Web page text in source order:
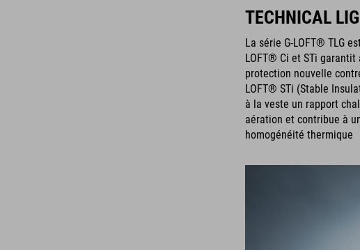
TECHNICAL
La série G-LOFT® TLG
LOFT® Ci et STi garantit
protection nouvelle
LOFT® STi (Stable
à la veste un rapport
aération et contribue à
homogénéité thermique